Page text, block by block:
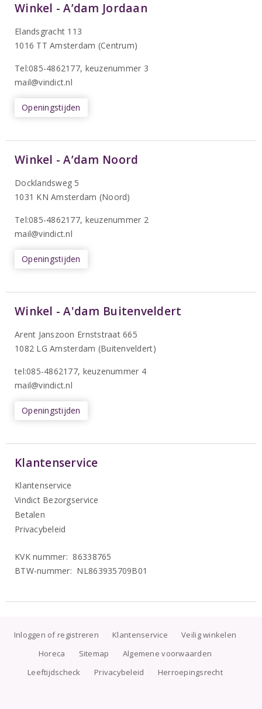
Winkel - A’dam Jordaan
Elandsgracht 113
1016 TT Amsterdam (Centrum)
Tel:085-4862177, keuzenummer 3
mail@vindict.nl
Openingstijden
Winkel - A’dam Noord
Docklandsweg 5
1031 KN Amsterdam (Noord)
Tel:085-4862177, keuzenummer 2
mail@vindict.nl
Openingstijden
Winkel - A'dam Buitenveldert
Arent Janszoon Ernststraat 665
1082 LG Amsterdam (Buitenveldert)
tel:085-4862177, keuzenummer 4
mail@vindict.nl
Openingstijden
Klantenservice
Klantenservice
Vindict Bezorgservice
Betalen
Privacybeleid
KVK nummer: 86338765
BTW-nummer: NL863935709B01
Inloggen of registreren Klantenservice
Veilig winkelen
Horeca
Sitemap
Algemene voorwaarden
Leeftijdscheck
Privacybeleid Herroepingsrecht